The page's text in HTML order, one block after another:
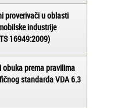
proverivači u oblasti
industrije
16949:2009)
obuka prema pravilima
standarda VDA 6.3